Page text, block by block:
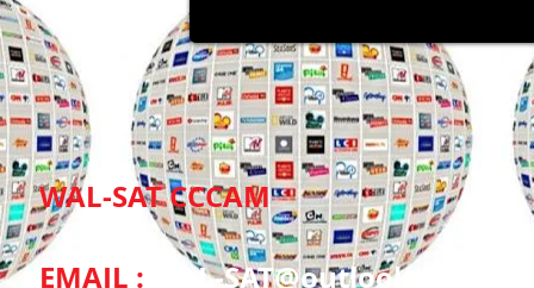
WAL-SAT CCCAM
EMAIL :
WAL-SAT@outlook.fr